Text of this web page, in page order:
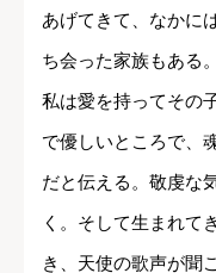
あげてきて、なかに
ち会った家族もある
私は愛を持ってその
で優しいところで、
だと伝える。敬虔な
く。そして生まれて
き、天使の歌声が聞